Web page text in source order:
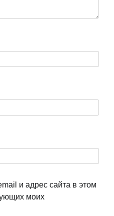
и адрес сайта в этом
моих